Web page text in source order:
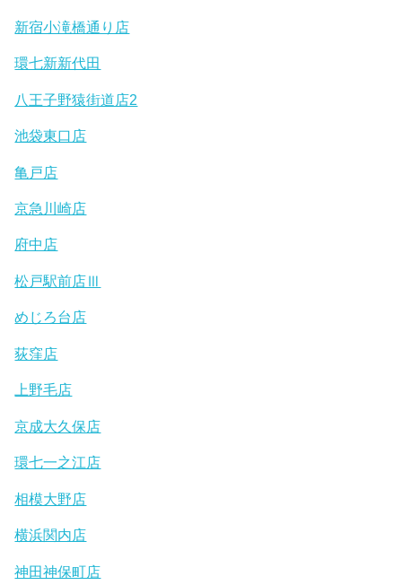
新宿小滝橋通り店
環七新新代田
八王子野猿街道店2
池袋東口店
亀戸店
京急川崎店
府中店
松戸駅前店Ⅲ
めじろ台店
荻窪店
上野毛店
京成大久保店
環七一之江店
相模大野店
横浜関内店
神田神保町店